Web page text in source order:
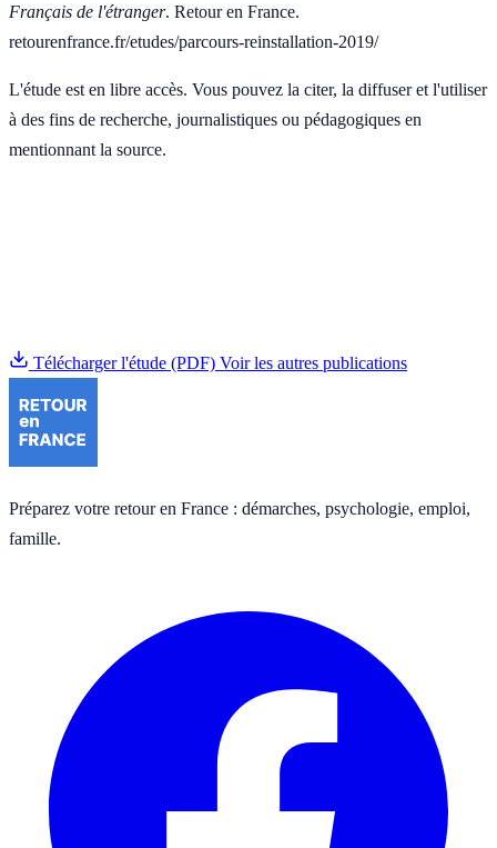
Français de l'étranger. Retour en France.
retourenfrance.fr/etudes/parcours-reinstallation-2019/
L'étude est en libre accès. Vous pouvez la citer, la diffuser et l'utiliser
à des fins de recherche, journalistiques ou pédagogiques en
mentionnant la source.
Télécharger l'étude (PDF) Voir les autres publications
Préparez votre retour en France : démarches, psychologie, emploi,
famille.